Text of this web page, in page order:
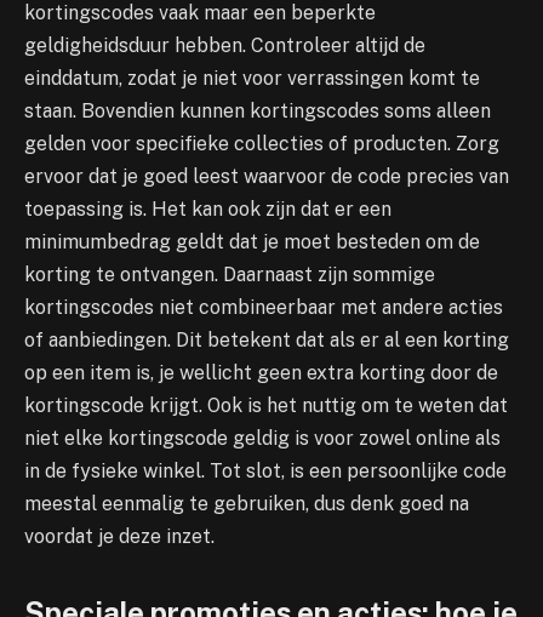
kortingscodes vaak maar een beperkte
geldigheidsduur hebben. Controleer altijd de
einddatum, zodat je niet voor verrassingen komt te
staan. Bovendien kunnen kortingscodes soms alleen
gelden voor specifieke collecties of producten. Zorg
ervoor dat je goed leest waarvoor de code precies van
toepassing is. Het kan ook zijn dat er een
minimumbedrag geldt dat je moet besteden om de
korting te ontvangen. Daarnaast zijn sommige
kortingscodes niet combineerbaar met andere acties
of aanbiedingen. Dit betekent dat als er al een korting
op een item is, je wellicht geen extra korting door de
kortingscode krijgt. Ook is het nuttig om te weten dat
niet elke kortingscode geldig is voor zowel online als
in de fysieke winkel. Tot slot, is een persoonlijke code
meestal eenmalig te gebruiken, dus denk goed na
voordat je deze inzet.